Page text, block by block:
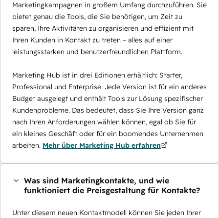
Marketingkampagnen in großem Umfang durchzuführen. Sie
bietet genau die Tools, die Sie benötigen, um Zeit zu
sparen, Ihre Aktivitäten zu organisieren und effizient mit
Ihren Kunden in Kontakt zu treten – alles auf einer
leistungsstarken und benutzerfreundlichen Plattform.
Marketing Hub ist in drei Editionen erhältlich: Starter,
Professional und Enterprise. Jede Version ist für ein anderes
Budget ausgelegt und enthält Tools zur Lösung spezifischer
Kundenprobleme. Das bedeutet, dass Sie Ihre Version ganz
nach Ihren Anforderungen wählen können, egal ob Sie für
ein kleines Geschäft oder für ein boomendes Unternehmen
arbeiten. Mehr über Marketing Hub erfahren
Was sind Marketingkontakte, und wie
funktioniert die Preisgestaltung für Kontakte?
Unter diesem neuen Kontaktmodell können Sie jeden Ihrer